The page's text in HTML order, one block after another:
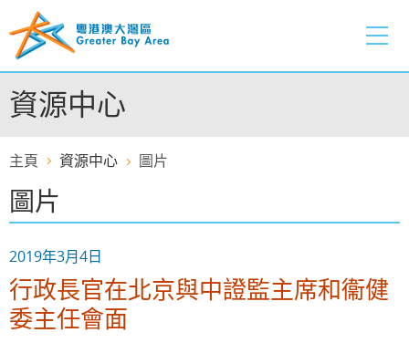
至
容
的
開
資源中心
主頁 資源中心 圖片
圖片
2019年3月4日
行政長官在北京與中證監主席和衞健
委主任會面